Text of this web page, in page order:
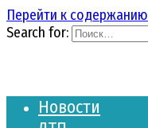
Перейти к содержанию
Search for:
Новости